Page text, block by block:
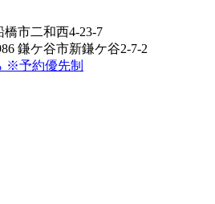
橋市二和西4-23-7
鎌ケ谷市新鎌ケ谷2-7-2
※予約優先制